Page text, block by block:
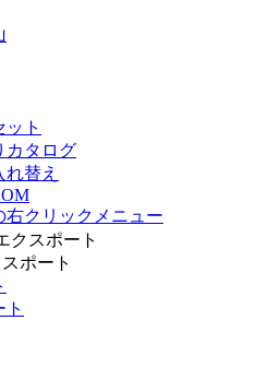
ット
カタログ
替え
右クリックメニュー
クスポート
ポート
ト